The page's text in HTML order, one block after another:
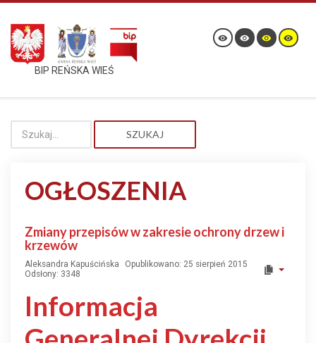
BIP REŃSKA WIEŚ
SZUKAJ
OGŁOSZENIA
Zmiany przepisów w zakresie ochrony drzew i
krzewów
Aleksandra Kapuścińska
Opublikowano: 25 sierpień 2015
Odsłony: 3348
Informacja